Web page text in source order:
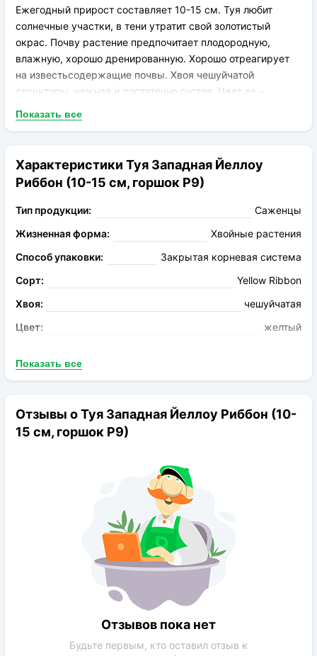
Ежегодный прирост составляет 10-15 см. Туя любит
солнечные участки, в тени утратит свой золотистый
окрас. Почву растение предпочитает плодородную,
влажную, хорошо дренированную. Хорошо отреагирует
на известьсодержащие почвы. Хвоя чешуйчатой
структуры, нежная и достаточно густая. Цвет ее –
Зимой хвоя приобретает темно-оранжевый окрас.
Показать все
Характеристики Туя Западная Йеллоу
Риббон (10-15 см, горшок Р9)
Тип продукции:
Саженцы
Жизненная форма:
Хвойные растения
Способ упаковки:
Закрытая корневая система
Сорт:
Yellow Ribbon
Хвоя:
чешуйчатая
Цвет:
желтый
Форма:
Годовой прирост:
10-20см
Емкость выращивания:
Показать все
Отзывы о Туя Западная Йеллоу Риббон (10-
15 см, горшок Р9)
Отзывов пока нет
Будьте первым, кто оставил отзыв к